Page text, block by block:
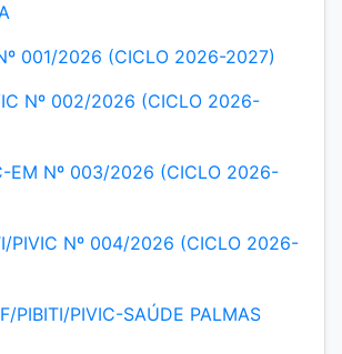
001/2026 (CICLO 2026-2027)
Nº 002/2026 (CICLO 2026-
EM Nº 003/2026 (CICLO 2026-
PIVIC Nº 004/2026 (CICLO 2026-
PIBITI/PIVIC-SAÚDE PALMAS